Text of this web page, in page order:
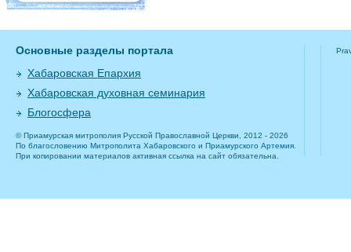
Основные разделы портала
Хабаровская Епархия
Хабаровская духовная семинария
Блогосфера
© Приамурская митрополия Русской Православной Церкви, 2012 - 2026
По благословению Митрополита Хабаровского и Приамурского Артемия.
При копировании материалов активная ссылка на сайт обязательна.